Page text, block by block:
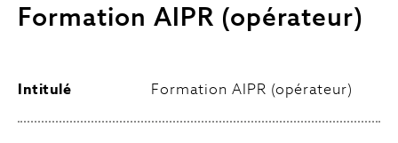
Formation AIPR (opérateur)
Intitulé Formation AIPR (opérateur)